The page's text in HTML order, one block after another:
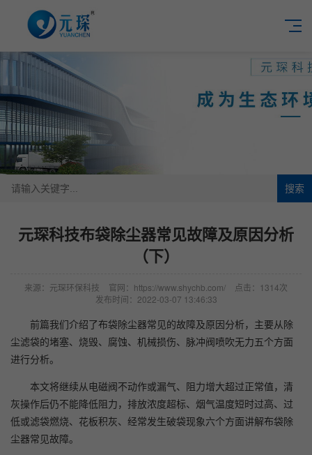
搜索
元琛科技布袋除尘器常见故障及原因分析
（下）
来源：元琛环保科技 官网：https://www.shychb.com/
点击：1314次
发布时间：2022-03-07 13:46:33
前篇我们介绍了布袋除尘器常见的故障及原因分析，主要从除
尘滤袋的堵塞、烧毁、腐蚀、机械损伤、脉冲阀喷吹无力五个方面
进行分析。
本文将继续从电磁阀不动作或漏气、阻力增大超过正常值，清
灰操作后仍不能降低阻力，排放浓度超标、烟气温度短时过高、过
低或滤袋燃烧、花板积灰、经常发生破袋现象六个方面讲解布袋除
尘器常见故障。